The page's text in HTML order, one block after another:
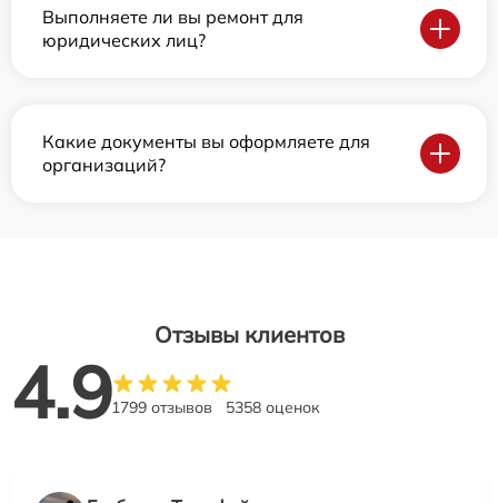
Выполняете ли вы ремонт для
юридических лиц?
Какие документы вы оформляете для
организаций?
Отзывы клиентов
4.91799 отзывов 5358 оценок